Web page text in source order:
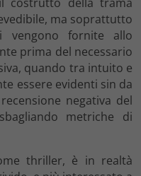
ma soprattutto
vengono fornite allo
prima del necessario
quando tra intuito e
essere evidenti sin da
negativa del
metriche di
thriller, è in realtà